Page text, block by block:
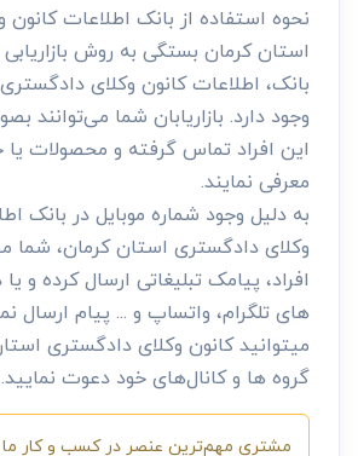
نحوه استفاده از بانک اطلاعات
استان کرمان بستگی به روش
بانک، اطلاعات کانون وکلای
وجود دارد. بازاریابان شما می‌توانند
این افراد تماس گرفته و محصولات
معرفی نمایند.
به دلیل وجود شماره موبایل در بانک
وکلای دادگستری استان کرمان، شما
افراد، پیامک تبلیغاتی ارسال کرده و
های تلگرام، واتساپ و ... پیام ارسال
میتوانید کانون وکلای دادگستری
گروه ها و کانال‌های خود دعوت نمایید.
مشتری مهم‌ترین عنصر در کسب و کار